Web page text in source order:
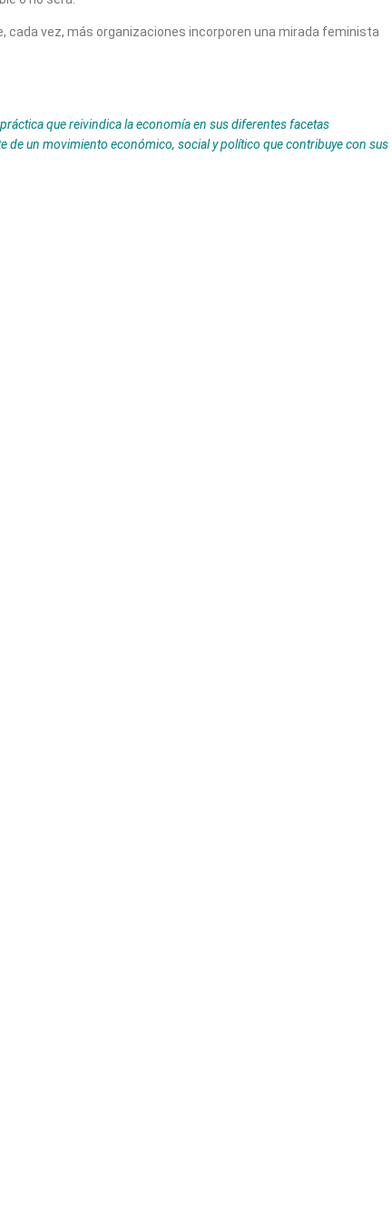
vez, más organizaciones incorporen una mirada feminista
que reivindica la economía en sus diferentes facetas
un movimiento económico, social y político que contribuye con sus